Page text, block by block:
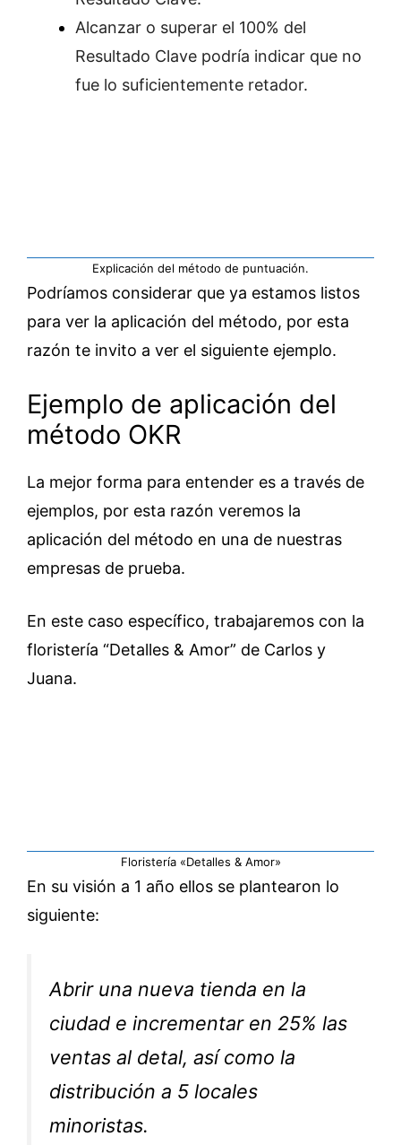
Alcanzar o superar el 100% del
Resultado Clave podría indicar que no
fue lo suficientemente retador.
Explicación del método de puntuación.
Podríamos considerar que ya estamos listos
para ver la aplicación del método, por esta
razón te invito a ver el siguiente ejemplo.
Ejemplo de aplicación del
método OKR
La mejor forma para entender es a través de
ejemplos, por esta razón veremos la
aplicación del método en una de nuestras
empresas de prueba.
En este caso específico, trabajaremos con la
floristería “Detalles & Amor” de Carlos y
Juana.
Floristería «Detalles & Amor»
En su visión a 1 año ellos se plantearon lo
siguiente:
Abrir una nueva tienda en la
ciudad e incrementar en 25% las
ventas al detal, así como la
distribución a 5 locales
minoristas.